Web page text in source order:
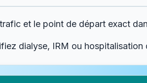
et le point de départ exact
dialyse, IRM ou